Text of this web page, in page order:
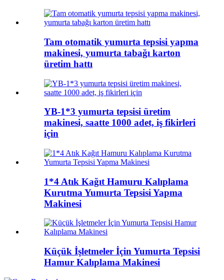
Tam otomatik yumurta tepsisi yapma
makinesi, yumurta tabağı karton
üretim hattı
YB-1*3 yumurta tepsisi üretim
makinesi, saatte 1000 adet, iş fikirleri
için
1*4 Atık Kağıt Hamuru Kalıplama
Kurutma Yumurta Tepsisi Yapma
Makinesi
Küçük İşletmeler İçin Yumurta Tepsisi
Hamur Kalıplama Makinesi